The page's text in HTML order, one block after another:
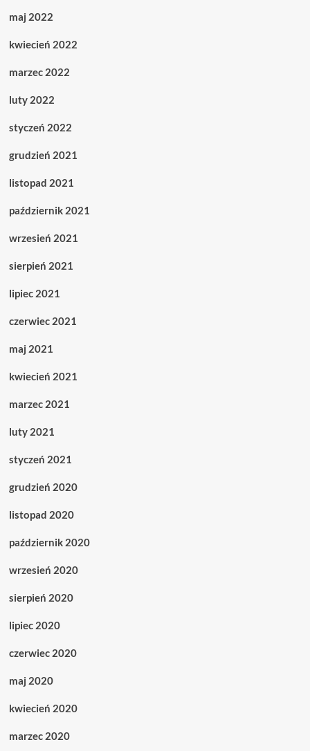
maj 2022
kwiecień 2022
marzec 2022
luty 2022
styczeń 2022
grudzień 2021
listopad 2021
październik 2021
wrzesień 2021
sierpień 2021
lipiec 2021
czerwiec 2021
maj 2021
kwiecień 2021
marzec 2021
luty 2021
styczeń 2021
grudzień 2020
listopad 2020
październik 2020
wrzesień 2020
sierpień 2020
lipiec 2020
czerwiec 2020
maj 2020
kwiecień 2020
marzec 2020